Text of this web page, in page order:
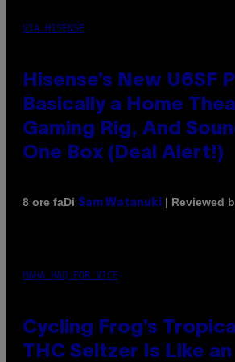
VIA HISENSE
Hisense’s New U6SF
Basically a Home
Gaming Rig, And
One Box (Deal Alert!)
8 ore faDi Sam Watanuki | Reviewed
MAHA HAQ FOR VICE
Cycling Frog’s
THC Seltzer Is Like